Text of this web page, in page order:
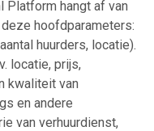
Platform hangt af van
hoofdparameters:
huurders, locatie).
locatie, prijs,
kwaliteit van
en andere
van verhuurdienst,